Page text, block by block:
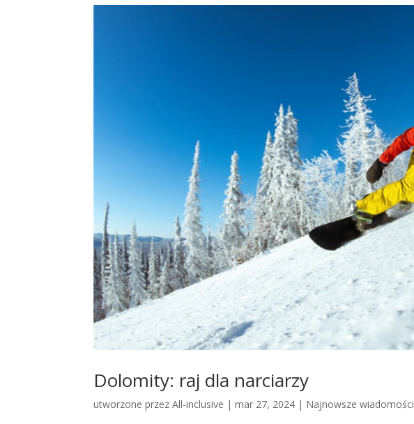
Dolomity: raj dla narciarzy
utworzone przezAll-inclusive |mar 27, 2024 | Najnowsze wiadomości